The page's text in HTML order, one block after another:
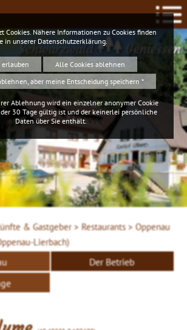
Schwarzwald Geniessen
& Gastgeber > Restaurants > Oppenau
Lierbach)
Der Betrieb
Cookies. Nähere Informationen zu Cookies finden
in unserer Datenschutzerklärung.
erlauben
Alle Cookies ablehnen
aber meine Entscheidung speichern *
Ablehnung wird ein einzelner anonymer Cookie
30 Tage gültig ist und der keinerlei persönliche
Daten über Sie enthält.